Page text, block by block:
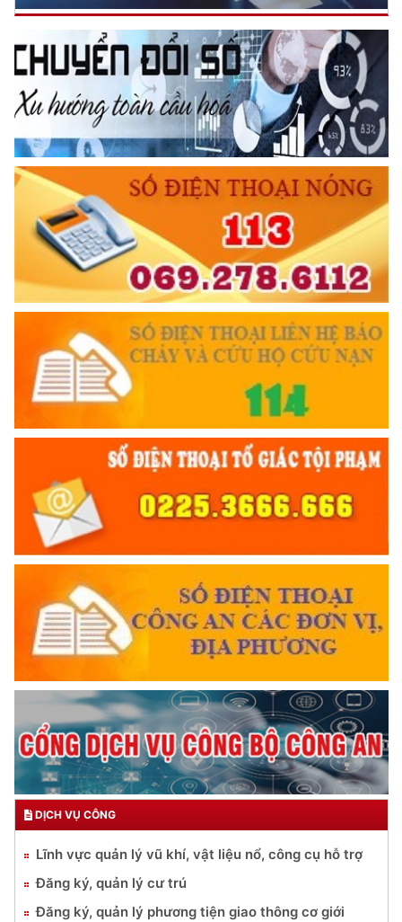
DỊCH VỤ CÔNG
Lĩnh vực quản lý vũ khí, vật liệu nổ, công cụ hỗ trợ
Đăng ký, quản lý cư trú
Đăng ký, quản lý phương tiện giao thông cơ giới